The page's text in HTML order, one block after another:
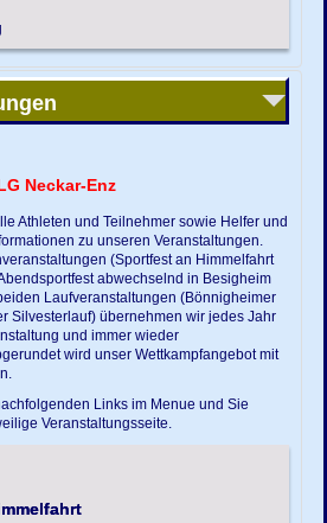
Neckar-Enz
Athleten und Teilnehmer sowie Helfer und
zu unseren Veranstaltungen.
(Sportfest an Himmelfahrt
abwechselnd in Besigheim
Laufveranstaltungen (Bönnigheimer
Silvesterlauf) übernehmen wir jedes Jahr
und immer wieder
wird unser Wettkampfangebot mit
Links im Menue und Sie
Veranstaltungsseite.